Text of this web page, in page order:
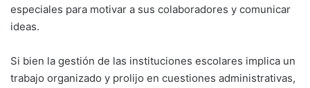
especiales para motivar a sus colaboradores y comunicar
ideas.
Si bien la gestión de las instituciones escolares implica un
trabajo organizado y prolijo en cuestiones administrativas,